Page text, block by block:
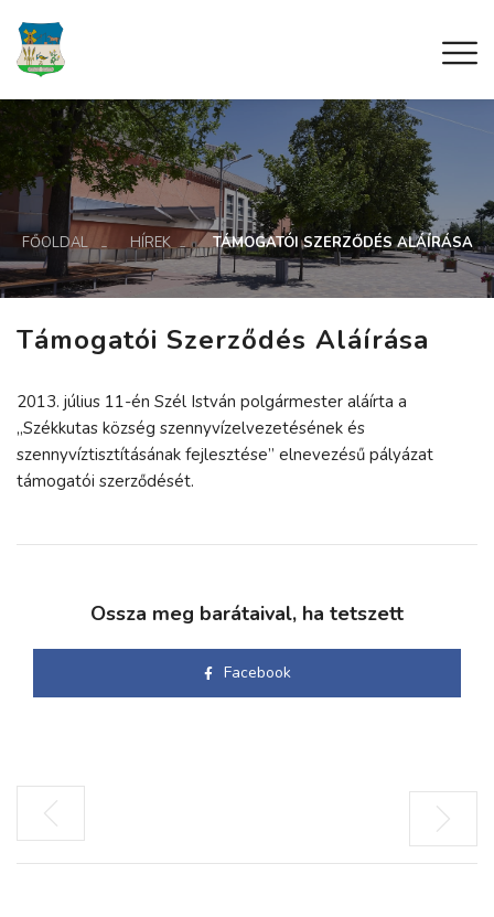
FŐOLDAL HÍREK TÁMOGATÓI SZERZŐDÉS ALÁÍRÁSA
Támogatói Szerződés Aláírása
2013. július 11-én Szél István polgármester aláírta a
„Székkutas község szennyvízelvezetésének és
szennyvíztisztításának fejlesztése” elnevezésű pályázat
támogatói szerződését.
Ossza meg barátaival, ha tetszett
Facebook